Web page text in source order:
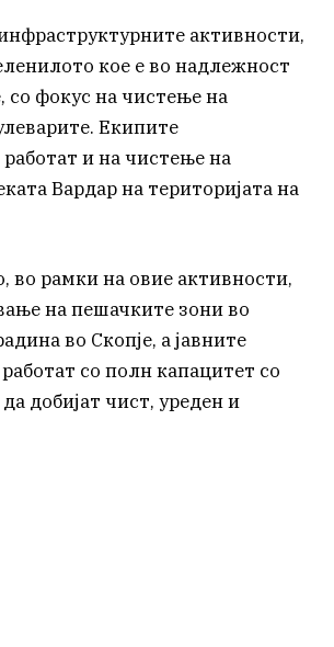
активности,
кое е во надлежност
со фокус на чистење на
Екипите
и на чистење на
Вардар на територијата на
во рамки на овие активности,
на пешачките зони во
во Скопје, а јавните
со полн капацитет со
добијат чист, уреден и